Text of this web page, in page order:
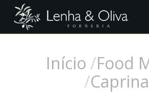
Você está aqui:Início Food
Caprina